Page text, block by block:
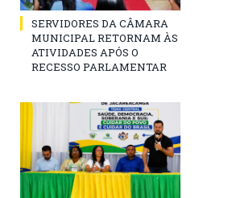
SERVIDORES DA CÂMARA
MUNICIPAL RETORNAM ÀS
ATIVIDADES APÓS O
RECESSO PARLAMENTAR